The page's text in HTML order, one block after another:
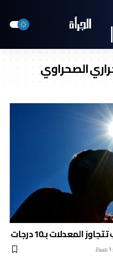
الصحراوي
المعدلات بـ10 درجات